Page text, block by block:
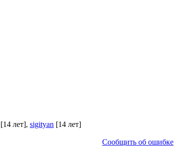
[14 лет], sigityan [14 лет]
Сообщить об ошибке